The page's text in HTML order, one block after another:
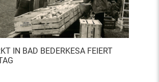
IN BAD BEDERKESA FEIERT